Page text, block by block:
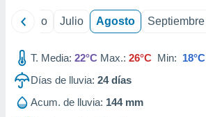
e
mediante
publicidad
Junio Julio Agosto Septiembre
T. Media: 22°C Max.: 26°C Min: 18°C
Días de lluvia: 24días
Acum. de lluvia: 144 mm